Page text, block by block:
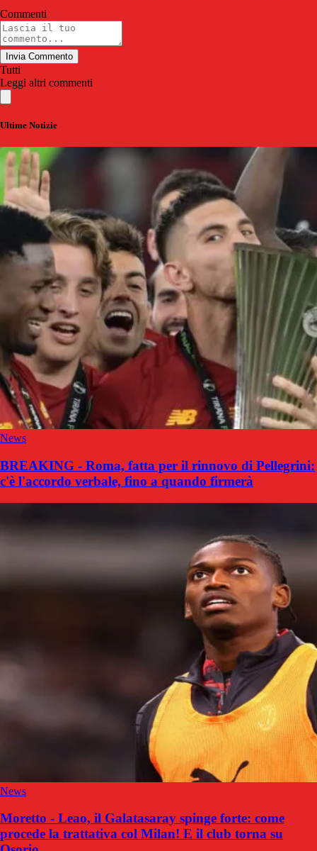
Commenti
Invia Commento
Tutti
Leggi altri commenti
Ultime Notizie
News
BREAKING - Roma, fatta per il rinnovo di Pellegrini:
c'è l'accordo verbale, fino a quando firmerà
News
Moretto - Leao, il Galatasaray spinge forte: come
procede la trattativa col Milan! E il club torna su